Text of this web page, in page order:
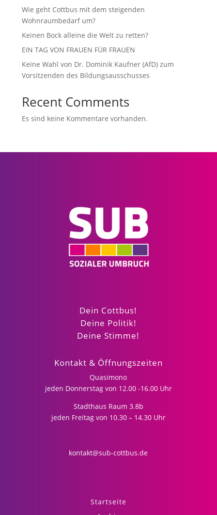
Wie geht Cottbus mit dem steigenden
Wohnraumbedarf um?
Keinen Bock alleine die Welt zu retten?
EIN TAG VON FRAUEN FÜR FRAUEN
Keine Wahl von Dr. Dominik Kaufner (AfD) zum
Vorsitzenden des Bildungsausschusses
Recent Comments
Es sind keine Kommentare vorhanden.
Dein Cottbus!
Deine Politik!
Deine Stimme!
Kontakt & Öffnungszeiten
Quasimono
jeden Donnerstag von 12.00 -16.00 Uhr
Stadthaus Raum 3.8b
jeden Freitag von 10.30 – 14.30 Uhr
kontakt@sub-cottbus.de
Startseite